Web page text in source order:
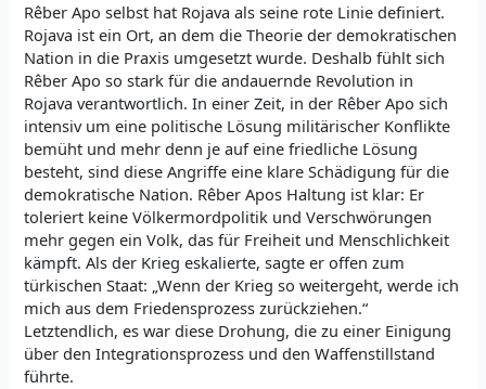
Rêber Apo selbst hat Rojava als seine rote Linie definiert.
Rojava ist ein Ort, an dem die Theorie der demokratischen
Nation in die Praxis umgesetzt wurde. Deshalb fühlt sich
Rêber Apo so stark für die andauernde Revolution in
Rojava verantwortlich. In einer Zeit, in der Rêber Apo sich
intensiv um eine politische Lösung militärischer Konflikte
bemüht und mehr denn je auf eine friedliche Lösung
besteht, sind diese Angriffe eine klare Schädigung für die
demokratische Nation. Rêber Apos Haltung ist klar: Er
toleriert keine Völkermordpolitik und Verschwörungen
mehr gegen ein Volk, das für Freiheit und Menschlichkeit
kämpft. Als der Krieg eskalierte, sagte er offen zum
türkischen Staat: „Wenn der Krieg so weitergeht, werde ich
mich aus dem Friedensprozess zurückziehen.“
Letztendlich, es war diese Drohung, die zu einer Einigung
über den Integrationsprozess und den Waffenstillstand
führte.